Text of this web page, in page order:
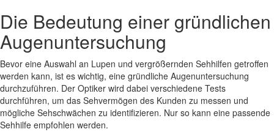
Die Bedeutung einer gründlichen
Augenuntersuchung
Bevor eine Auswahl an Lupen und vergrößernden Sehhilfen getroffen
werden kann, ist es wichtig, eine gründliche Augenuntersuchung
durchzuführen. Der Optiker wird dabei verschiedene Tests
durchführen, um das Sehvermögen des Kunden zu messen und
mögliche Sehschwächen zu identifizieren. Nur so kann eine passende
Sehhilfe empfohlen werden.